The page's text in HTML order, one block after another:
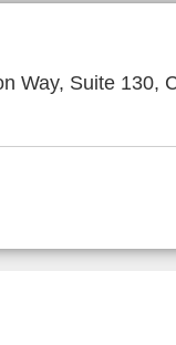
Way, Suite 130,